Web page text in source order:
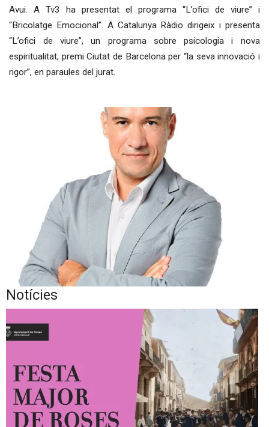
Avui. A Tv3 ha presentat el programa “L’ofici de viure” i
“Bricolatge Emocional”. A Catalunya Ràdio dirigeix i presenta
“L’ofici de viure”, un programa sobre psicologia i nova
espiritualitat, premi Ciutat de Barcelona per “la seva innovació i
rigor”, en paraules del jurat.
Diapositiva 1 de 1
Notícies